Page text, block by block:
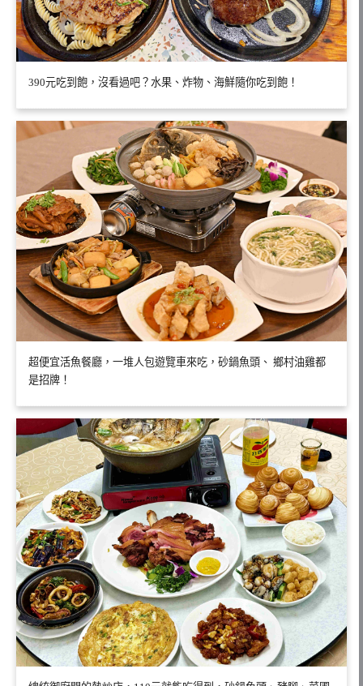
390元吃到飽，沒看過吧？水果、炸物、海鮮隨你吃到飽！
超便宜活魚餐廳，一堆人包遊覽車來吃，砂鍋魚頭、 鄉村油雞都
是招牌！